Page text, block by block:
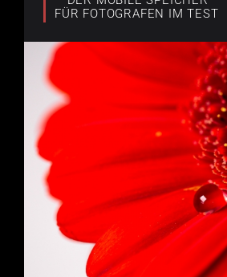
FÜR FOTOGRAFEN IM TEST